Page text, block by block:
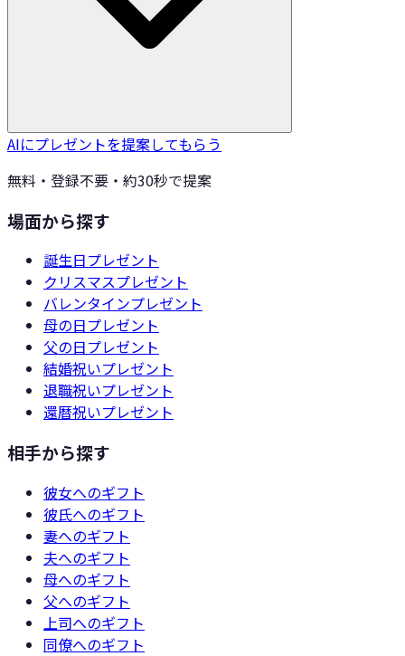
AIにプレゼントを提案してもらう
無料・登録不要・約30秒で提案
場面から探す
誕生日プレゼント
クリスマスプレゼント
バレンタインプレゼント
母の日プレゼント
父の日プレゼント
結婚祝いプレゼント
退職祝いプレゼント
還暦祝いプレゼント
相手から探す
彼女へのギフト
彼氏へのギフト
妻へのギフト
夫へのギフト
母へのギフト
父へのギフト
上司へのギフト
同僚へのギフト